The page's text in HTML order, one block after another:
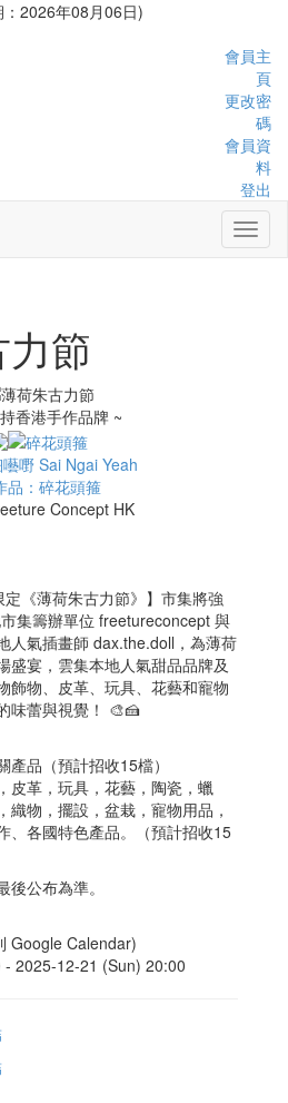
2026年08月06日)
會員主
頁
更改密
碼
會員資
料
登出
節
香港手作品牌 ~
嘢 Sai Ngai Yeah
品：碎花頭箍
Concept HK
《薄荷朱古力節》】市集將強
集籌辦單位 freetureconcept 與
人氣插畫師 dax.the.doll，為薄荷
盛宴，雲集本地人氣甜品品牌及
飾物、皮革、玩具、花藝和寵物
味蕾與視覺！ 🎨🍰
品（預計招收15檔）
皮革，玩具，花藝，陶瓷，蠟
織物，擺設，盆栽，寵物用品，
、各國特色產品。（預計招收15
公布為準。
Google Calendar)
- 2025-12-21 (Sun) 20:00